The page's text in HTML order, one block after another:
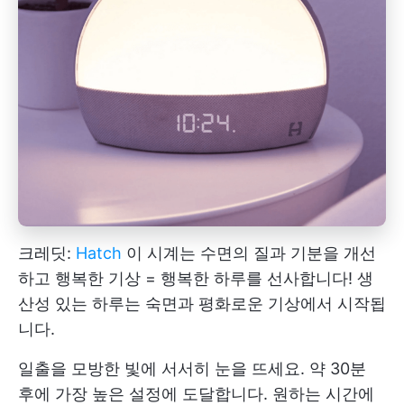
크레딧: Hatch 이 시계는 수면의 질과 기분을 개선
하고 행복한 기상 = 행복한 하루를 선사합니다! 생
산성 있는 하루는 숙면과 평화로운 기상에서 시작됩
니다.
일출을 모방한 빛에 서서히 눈을 뜨세요. 약 30분
후에 가장 높은 설정에 도달합니다. 원하는 시간에